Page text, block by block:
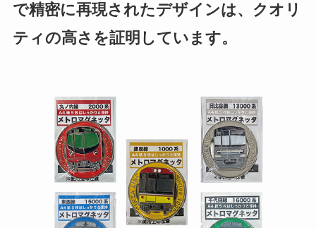
で精密に再現されたデザインは、クオリ
ティの高さを証明しています。